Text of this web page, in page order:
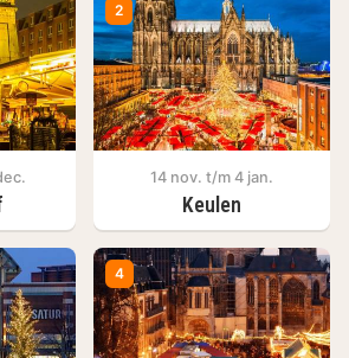
2
14 nov. t/m 4 jan.
Keulen
4